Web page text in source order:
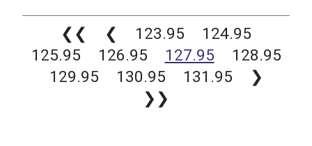
❮❮ ❮ 123.95
124.95
125.95
126.95 127.95
128.95
129.95
130.95 131.95
❯
❯❯